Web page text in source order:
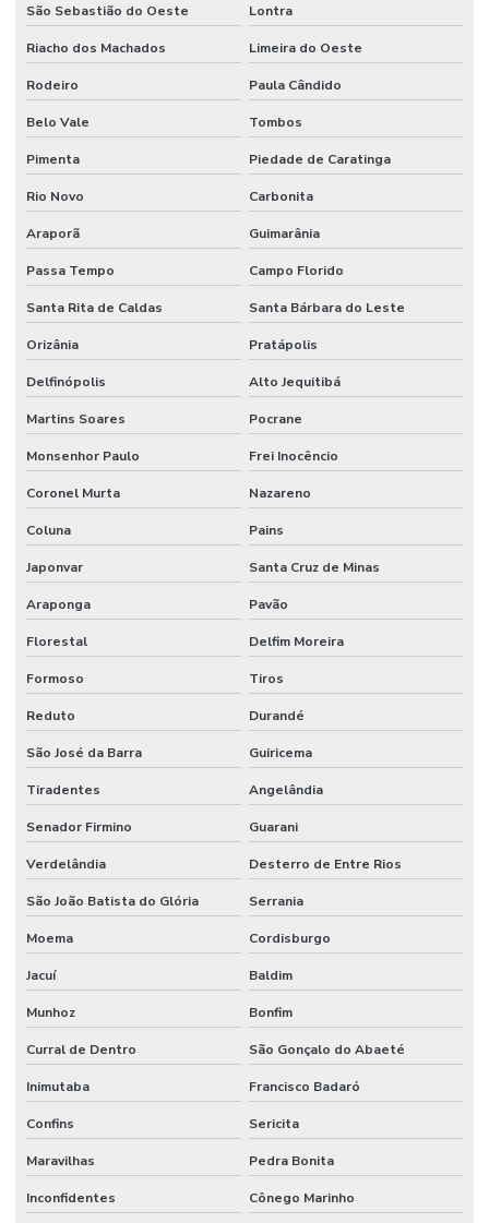
São Sebastião do Oeste Lontra
Riacho dos Machados Limeira do Oeste
Rodeiro Paula Cândido
Belo Vale Tombos
Pimenta Piedade de Caratinga
Rio Novo Carbonita
Araporã Guimarânia
Passa Tempo Campo Florido
Santa Rita de Caldas Santa Bárbara do Leste
Orizânia Pratápolis
Delfinópolis Alto Jequitibá
Martins Soares Pocrane
Monsenhor Paulo Frei Inocêncio
Coronel Murta Nazareno
Coluna Pains
Japonvar Santa Cruz de Minas
Araponga Pavão
Florestal Delfim Moreira
Formoso Tiros
Reduto Durandé
São José da Barra Guiricema
Tiradentes Angelândia
Senador Firmino Guarani
Verdelândia Desterro de Entre Rios
São João Batista do Glória Serrania
Moema Cordisburgo
Jacuí Baldim
Munhoz Bonfim
Curral de Dentro São Gonçalo do Abaeté
Inimutaba Francisco Badaró
Confins Sericita
Maravilhas Pedra Bonita
Inconfidentes Cônego Marinho